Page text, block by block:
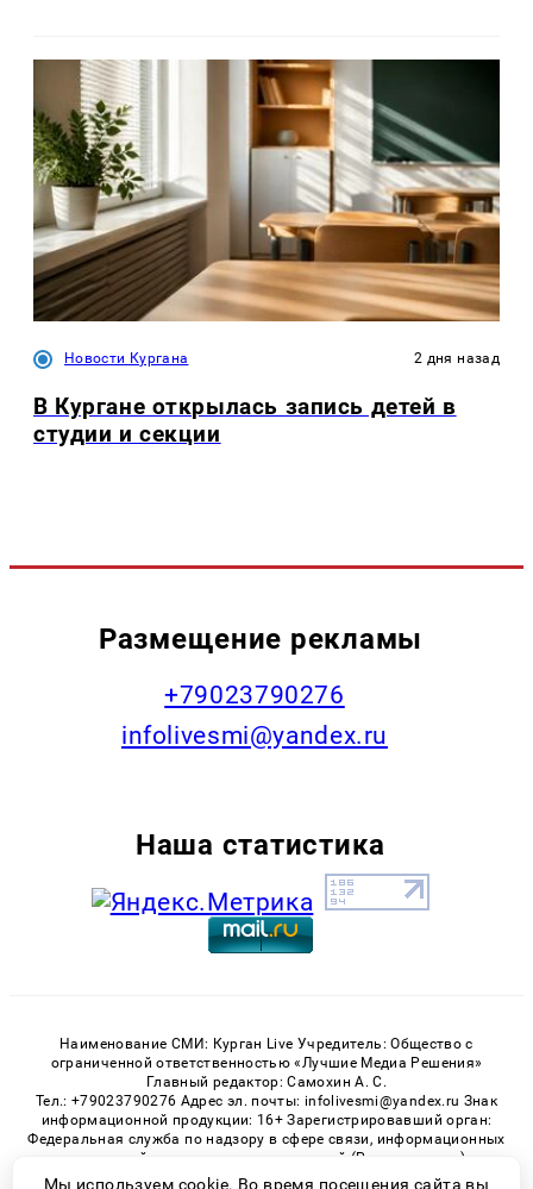
Новости Кургана 2 дня назад
В Кургане открылась запись детей в
студии и секции
Размещение рекламы
+79023790276
infolivesmi@yandex.ru
Наша статистика
Наименование СМИ: Курган Live Учредитель: Общество с
ограниченной ответственностью «Лучшие Медиа Решения»
Главный редактор: Самохин А. С.
Тел.: +79023790276 Адрес эл. почты: infolivesmi@yandex.ru Знак
информационной продукции: 16+ Зарегистрировавший орган:
Федеральная служба по надзору в сфере связи, информационных
технологий и массовых коммуникаций (Роскомнадзор)
Регистрационный номер СМИ ЭЛ № ФС 77 - 82535 от 21.01.2022
Мы используем cookie. Во время посещения сайта вы